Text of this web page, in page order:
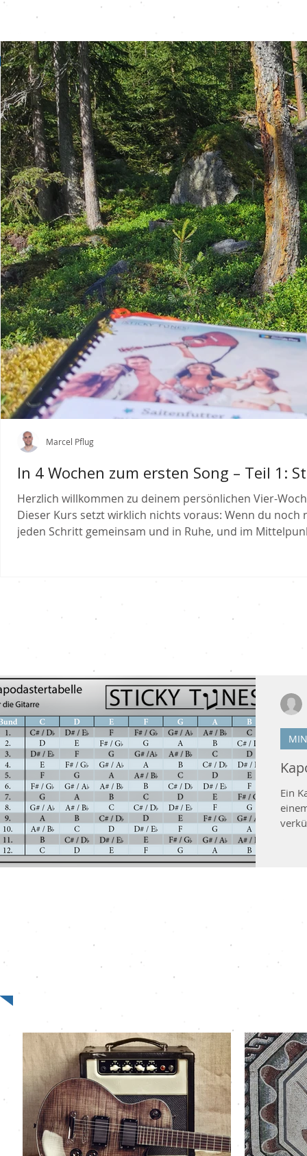
In 4 Wochen zum ersten Song – Teil 1:
Herzlich willkommen zu deinem persönlichen Vier-
Dieser Kurs setzt wirklich nichts voraus: Wenn du
jeden Schritt gemeinsam und in Ruhe, und im
Marcel Pflug
Ein
Empfohlene Artikel